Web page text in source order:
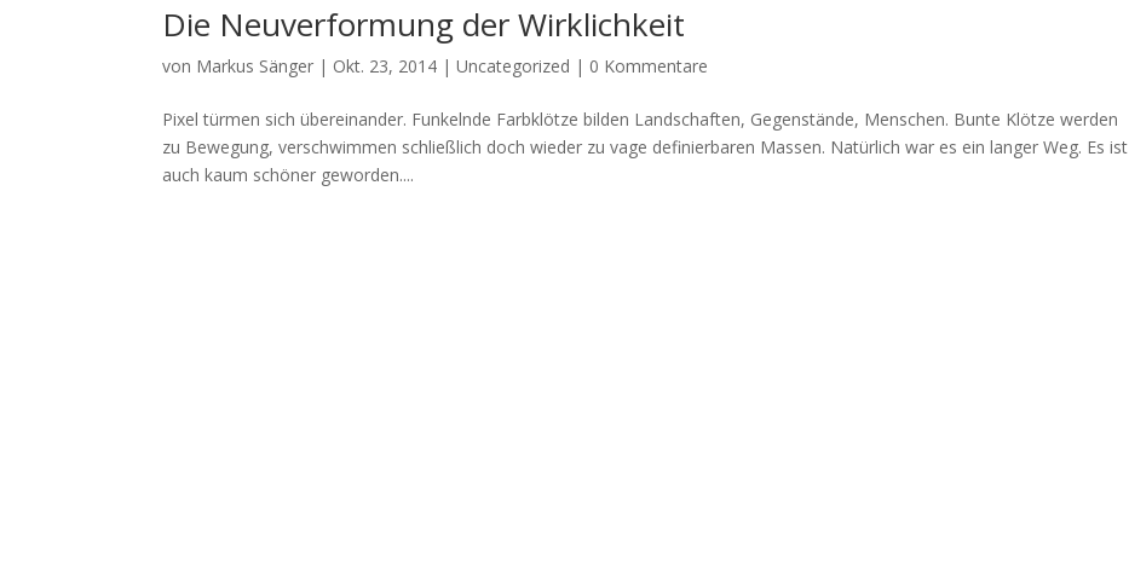
Die Neuverformung der Wirklichkeit
von Markus Sänger | Okt. 23, 2014 |Uncategorized | 0 Kommentare
Pixel türmen sich übereinander. Funkelnde Farbklötze bilden Landschaften, Gegenstände, Menschen. Bunte Klötze werden
zu Bewegung, verschwimmen schließlich doch wieder zu vage definierbaren Massen. Natürlich war es ein langer Weg. Es ist
auch kaum schöner geworden....